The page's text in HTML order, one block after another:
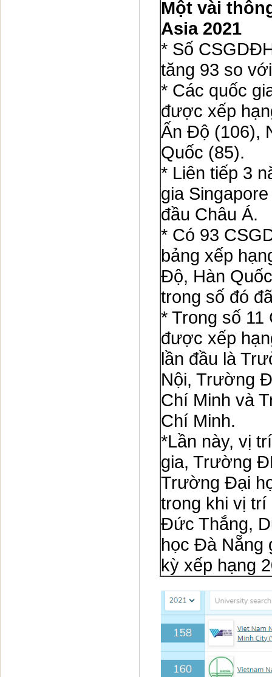
Một vài
Asia 2021
* Số
tăng 93 so
* Các quốc
được xếp
Ấn Độ (106),
Quốc (85).
* Liên tiếp 3
gia
đầu Châu Á.
* Có 93
bảng xếp
Độ, Hàn
trong số đó
* Trong số
được xếp
lần đầu là
Nội, Trường
Chí Minh và
Chí Minh.
*Lần này, vị
gia, Trường
Trường Đại
trong khi vị
Đức Thắng,
học Đà Nẵng
kỳ xếp hạng